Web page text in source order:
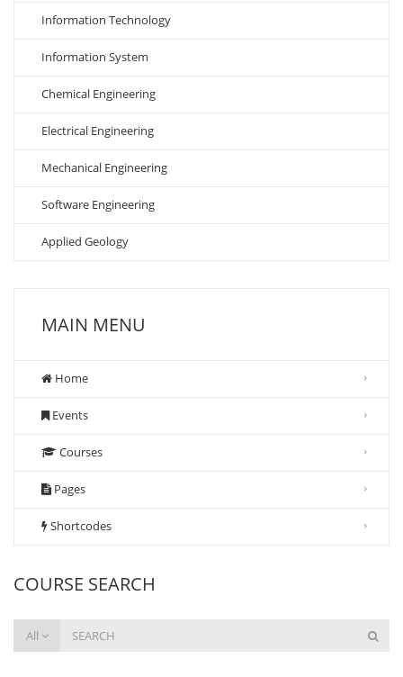
Information Technology
Information System
Chemical Engineering
Electrical Engineering
Mechanical Engineering
Software Engineering
Applied Geology
MAIN MENU
Home
Events
Courses
Pages
Shortcodes
COURSE SEARCH
All